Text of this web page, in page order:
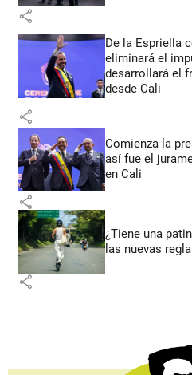
share
De la Espriella
eliminará el
desarrollará el
desde Cali
share
Comienza la
así fue el
en Cali
share
¿Tiene una
las nuevas
share